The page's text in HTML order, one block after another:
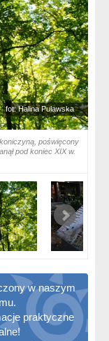
fot: Halina Puławska
poświęcony
pod koniec XIX w.
w naszym
praktyczne